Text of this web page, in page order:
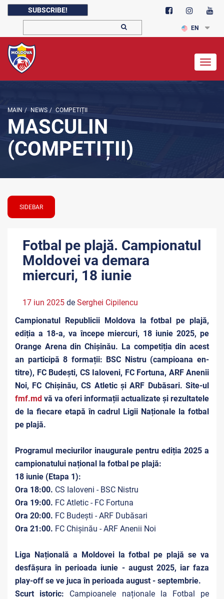
SUBSCRIBE!
EN
MAIN / NEWS / COMPETIȚII
MASCULIN
(COMPETIȚII)
SIDEBAR
Fotbal pe plajă. Campionatul
Moldovei va demara
miercuri, 18 iunie
17 iun 2025 de Serghei Cipilencu
Campionatul Republicii Moldova la fotbal pe plajă,
ediția a 18-a, va începe miercuri, 18 iunie 2025, pe
Orange Arena din Chișinău. La competiția din acest
an participă 8 formații: BSC Nistru (campioana en-
titre), FC Budești, CS Ialoveni, FC Fortuna, ARF Anenii
Noi, FC Chișinău, CS Atletic și ARF Dubăsari. Site-ul
fmf.md vă va oferi informații actualizate și rezultatele
de la fiecare etapă în cadrul Ligii Naționale la fotbal
pe plajă.
Programul meciurilor inaugurale pentru ediția 2025 a
campionatului național la fotbal pe plajă:
18 iunie (Etapa 1):
Ora 18:00. CS Ialoveni - BSC Nistru
Ora 19:00. FC Atletic - FC Fortuna
Ora 20:00. FC Budești - ARF Dubăsari
Ora 21:00. FC Chișinău - ARF Anenii Noi
Liga Națională a Moldovei la fotbal pe plajă se va
desfășura în perioada iunie - august 2025, iar faza
play-off se ve juca în perioada august - septembrie.
Scurt istoric: Campioanele naționale la Fotbal pe